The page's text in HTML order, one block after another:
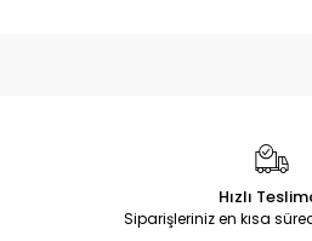
Hızlı
Siparişleriniz en kısa